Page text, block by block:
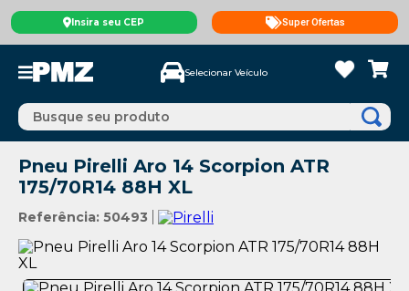
Insira seu CEP Super Ofertas
Selecionar Veículo
Busque seu produto
Pneu Pirelli Aro 14 Scorpion ATR
175/70R14 88H XL
Referência: 50493